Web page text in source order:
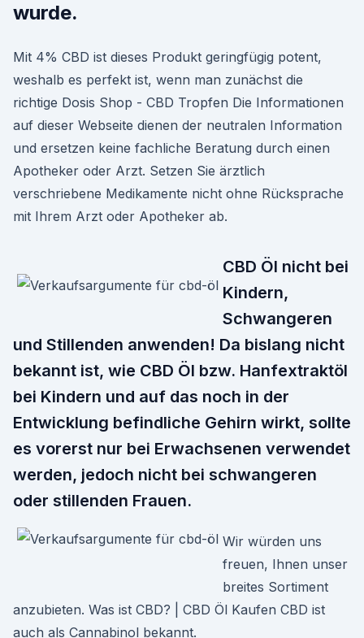
wurde.
Mit 4% CBD ist dieses Produkt geringfügig potent,
weshalb es perfekt ist, wenn man zunächst die
richtige Dosis Shop - CBD Tropfen Die Informationen
auf dieser Webseite dienen der neutralen Information
und ersetzen keine fachliche Beratung durch einen
Apotheker oder Arzt. Setzen Sie ärztlich
verschriebene Medikamente nicht ohne Rücksprache
mit Ihrem Arzt oder Apotheker ab.
CBD Öl nicht bei
Kindern,
Schwangeren
und Stillenden anwenden! Da bislang nicht
bekannt ist, wie CBD Öl bzw. Hanfextraktöl
bei Kindern und auf das noch in der
Entwicklung befindliche Gehirn wirkt, sollte
es vorerst nur bei Erwachsenen verwendet
werden, jedoch nicht bei schwangeren
oder stillenden Frauen.
Wir würden uns
freuen, Ihnen unser
breites Sortiment
anzubieten. Was ist CBD? | CBD Öl Kaufen CBD ist
auch als Cannabinol bekannt.